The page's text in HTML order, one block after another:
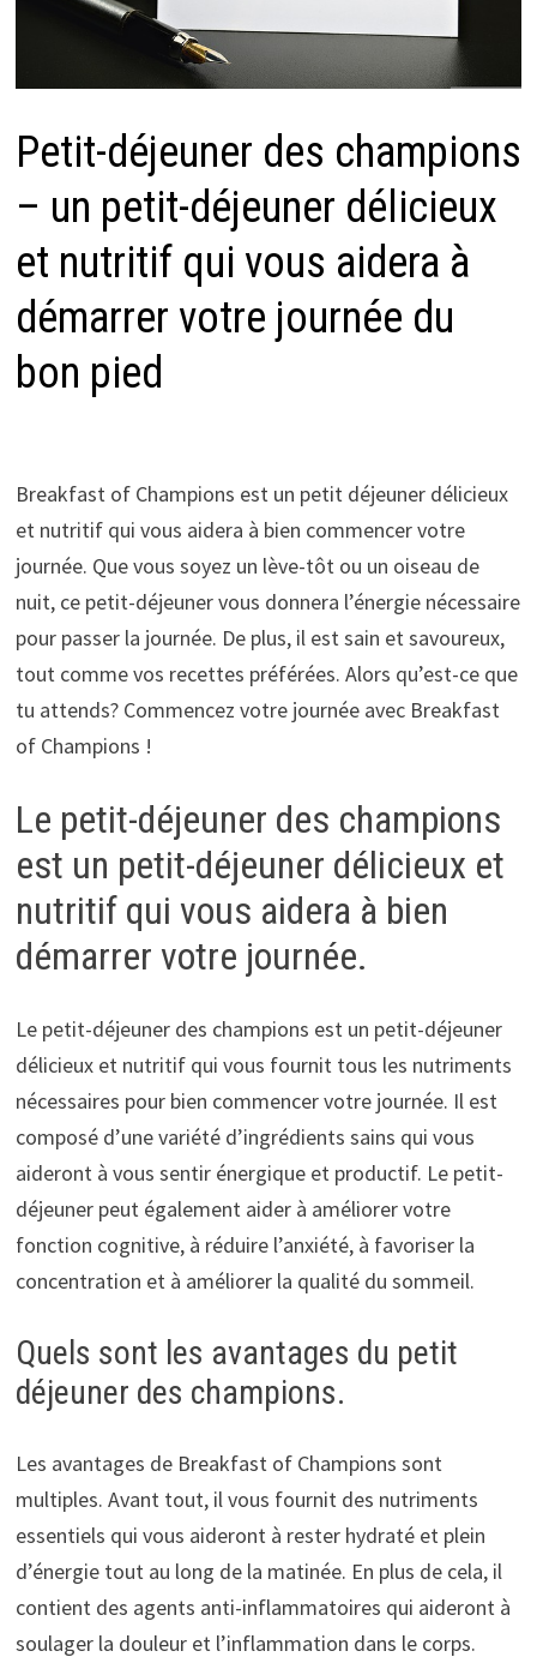
Petit-déjeuner des champions
– un petit-déjeuner délicieux
et nutritif qui vous aidera à
démarrer votre journée du
bon pied
Breakfast of Champions est un petit déjeuner délicieux
et nutritif qui vous aidera à bien commencer votre
journée. Que vous soyez un lève-tôt ou un oiseau de
nuit, ce petit-déjeuner vous donnera l’énergie nécessaire
pour passer la journée. De plus, il est sain et savoureux,
tout comme vos recettes préférées. Alors qu’est-ce que
tu attends? Commencez votre journée avec Breakfast
of Champions !
Le petit-déjeuner des champions
est un petit-déjeuner délicieux et
nutritif qui vous aidera à bien
démarrer votre journée.
Le petit-déjeuner des champions est un petit-déjeuner
délicieux et nutritif qui vous fournit tous les nutriments
nécessaires pour bien commencer votre journée. Il est
composé d’une variété d’ingrédients sains qui vous
aideront à vous sentir énergique et productif. Le petit-
déjeuner peut également aider à améliorer votre
fonction cognitive, à réduire l’anxiété, à favoriser la
concentration et à améliorer la qualité du sommeil.
Quels sont les avantages du petit
déjeuner des champions.
Les avantages de Breakfast of Champions sont
multiples. Avant tout, il vous fournit des nutriments
essentiels qui vous aideront à rester hydraté et plein
d’énergie tout au long de la matinée. En plus de cela, il
contient des agents anti-inflammatoires qui aideront à
soulager la douleur et l’inflammation dans le corps.